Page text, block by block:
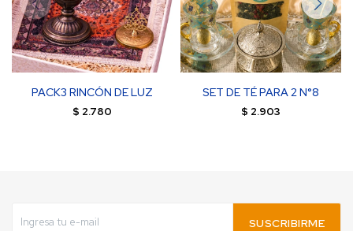
PACK3 RINCÓN DE LUZ
$ 2.780
SET DE TÉ PARA 2 N°8
$ 2.903
SUSCRIBIRME